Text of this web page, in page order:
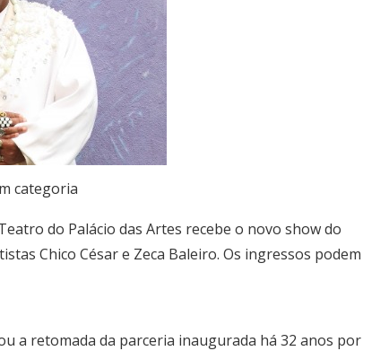
categoria
do Palácio das Artes recebe o novo show do
Chico César e Zeca Baleiro. Os ingressos podem
a retomada da parceria inaugurada há 32 anos por